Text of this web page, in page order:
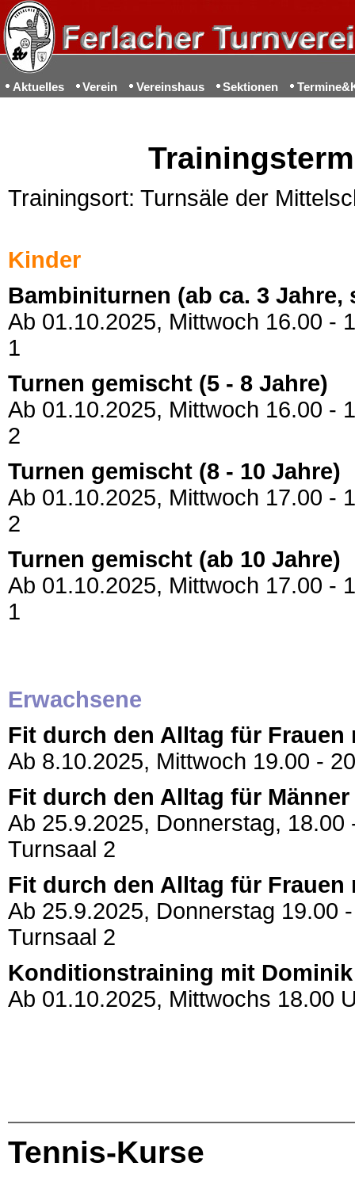
Aktuelles Verein Vereinshaus Sektionen
Trainingsort: Turnsäle der
Kinder
Bambiniturnen (ab ca. 3
Ab 01.10.2025, Mittwoch 16.00 -
1
Turnen gemischt (5 - 8 Jahre)
Ab 01.10.2025, Mittwoch 16.00 -
2
Turnen gemischt (8 - 10 Jahre)
Ab 01.10.2025, Mittwoch 17.00 -
2
Turnen gemischt (ab 10 Jahre)
Ab 01.10.2025, Mittwoch 17.00 -
1
Erwachsene
Fit durch den Alltag für Frauen
Ab 8.10.2025, Mittwoch 19.00 -
Fit durch den Alltag für
Ab 25.9.2025, Donnerstag,
Turnsaal 2
Fit durch den Alltag für Frauen
Ab 25.9.2025, Donnerstag 19.00
Turnsaal 2
Konditionstraining mit
Ab 01.10.2025, Mittwochs 18.00
Tennis-Kurse